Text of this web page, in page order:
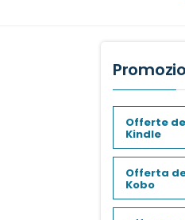
Offerte
Kindle
Offerta
Kobo